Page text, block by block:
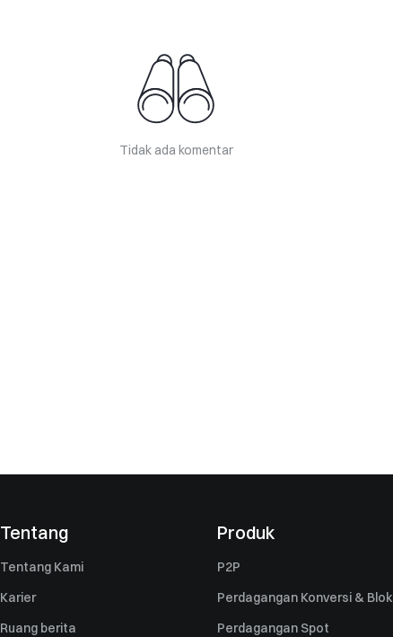
Tidak ada komentar
Tentang
Tentang Kami
Karier
Ruang berita
Produk
P2P
Perdagangan Konversi & Blok
Perdagangan Spot